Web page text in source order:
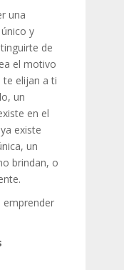
una
y
de
el motivo
te elijan a ti
un
en el
existe
un
brindan, o